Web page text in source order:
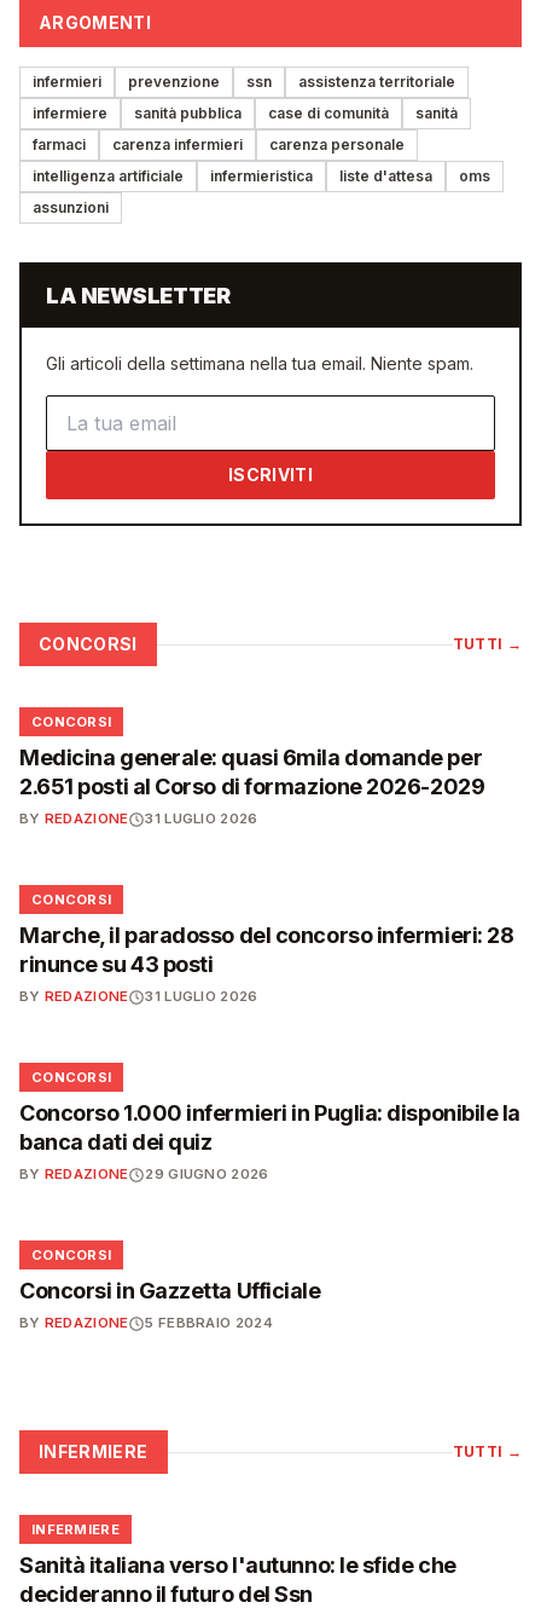
ARGOMENTI
infermieri prevenzione ssn
assistenza territoriale
infermiere
sanità pubblica case di comunità
sanità
farmaci
carenza infermieri
carenza personale
intelligenza artificiale
infermieristica liste d'attesa
oms
assunzioni
LA NEWSLETTER
Gli articoli della settimana nella tua email. Niente spam.
ISCRIVITI
CONCORSI TUTTI →
📋
CONCORSI
Medicina generale: quasi 6mila domande per
2.651 posti al Corso di formazione 2026-2029
BY REDAZIONE 31 LUGLIO 2026
📋
CONCORSI
Marche, il paradosso del concorso infermieri: 28
rinunce su 43 posti
BY REDAZIONE 31 LUGLIO 2026
📋
CONCORSI
Concorso 1.000 infermieri in Puglia: disponibile la
banca dati dei quiz
BY REDAZIONE 29 GIUGNO 2026
📋
CONCORSI
Concorsi in Gazzetta Ufficiale
BY REDAZIONE 5 FEBBRAIO 2024
INFERMIERE TUTTI →
🩺
INFERMIERE
Sanità italiana verso l'autunno: le sfide che
decideranno il futuro del Ssn